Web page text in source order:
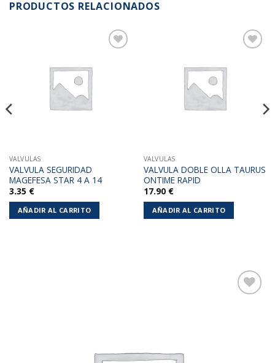
PRODUCTOS RELACIONADOS
VALVULAS
VALVULA SEGURIDAD
MAGEFESA STAR 4 A 14
3.35 €
AÑADIR AL CARRITO
VALVULAS
VALVULA DOBLE OLLA TAURUS
ONTIME RAPID
17.90 €
AÑADIR AL CARRITO